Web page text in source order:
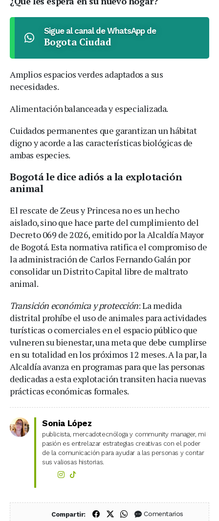
Sigue al canal de WhatsApp de
Bogota Ciudad
Amplios espacios verdes adaptados a sus
necesidades.
Alimentación balanceada y especializada.
Cuidados permanentes que garantizan un hábitat
digno y acorde a las características biológicas de
ambas especies.
Bogotá le dice adiós a la explotación
animal
El rescate de Zeus y Princesa no es un hecho
aislado, sino que hace parte del cumplimiento del
Decreto 069 de 2026, emitido por la Alcaldía Mayor
de Bogotá. Esta normativa ratifica el compromiso de
la administración de Carlos Fernando Galán por
consolidar un Distrito Capital libre de maltrato
animal.
Transición económica y protección: La medida
distrital prohíbe el uso de animales para actividades
turísticas o comerciales en el espacio público que
vulneren su bienestar, una meta que debe cumplirse
en su totalidad en los próximos 12 meses. A la par, la
Alcaldía avanza en programas para que las personas
dedicadas a esta explotación transiten hacia nuevas
prácticas económicas formales.
Sonia López
publicista, mercadotecnóloga y community manager, mi
pasión es entrelazar estrategias creativas con el poder
de la comunicación para ayudar a las personas y contar
sus valiosas historias.
Compartir: Compartir en Facebook
Compartir en X (Twitter)
Compartir en WhatsApp
Comentarios